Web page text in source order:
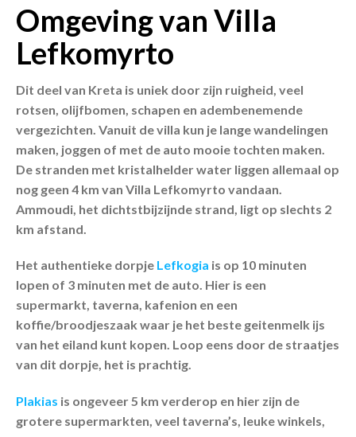
Omgeving van Villa
Lefkomyrto
Dit deel van Kreta is uniek door zijn ruigheid, veel
rotsen, olijfbomen, schapen en adembenemende
vergezichten. Vanuit de villa kun je lange wandelingen
maken, joggen of met de auto mooie tochten maken.
De stranden met kristalhelder water liggen allemaal op
nog geen 4 km van Villa Lefkomyrto vandaan.
Ammoudi, het dichtstbijzijnde strand, ligt op slechts 2
km afstand.
Het authentieke dorpje Lefkogia is op 10 minuten
lopen of 3 minuten met de auto. Hier is een
supermarkt, taverna, kafenion en een
koffie/broodjeszaak waar je het beste geitenmelk ijs
van het eiland kunt kopen. Loop eens door de straatjes
van dit dorpje, het is prachtig.
Plakias is ongeveer 5 km verderop en hier zijn de
grotere supermarkten, veel taverna’s, leuke winkels,